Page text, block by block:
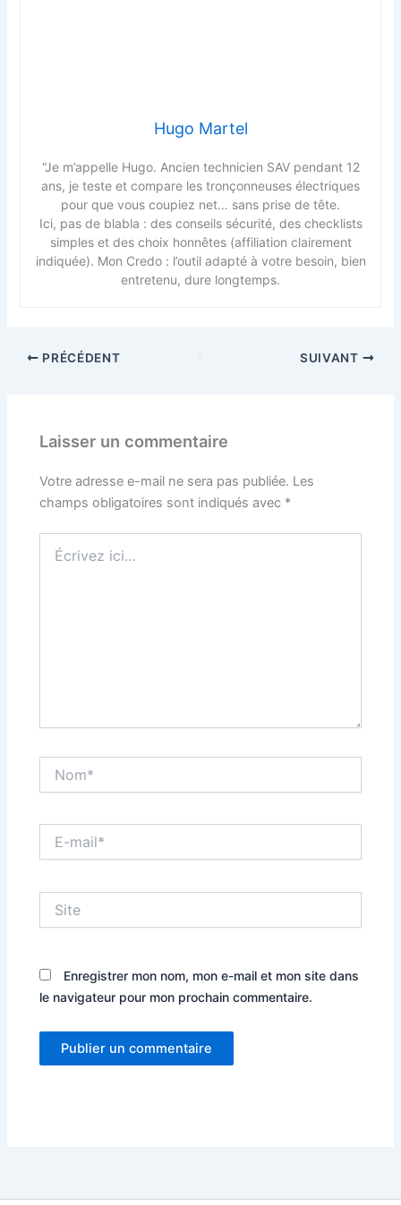
Hugo Martel
“Je m’appelle Hugo. Ancien technicien SAV pendant 12
ans, je teste et compare les tronçonneuses électriques
pour que vous coupiez net… sans prise de tête.
Ici, pas de blabla : des conseils sécurité, des checklists
simples et des choix honnêtes (affiliation clairement
indiquée). Mon Credo : l’outil adapté à votre besoin, bien
entretenu, dure longtemps.
PRÉCÉDENT SUIVANT
Laisser un commentaire
Votre adresse e-mail ne sera pas publiée. Les
champs obligatoires sont indiqués avec *
ici…
mail*
Enregistrer mon nom, mon e-mail et mon site dans
le navigateur pour mon prochain commentaire.